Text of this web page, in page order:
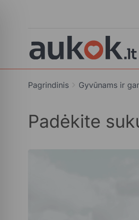
Pagrindinis Gyvūnams ir
Padėkite